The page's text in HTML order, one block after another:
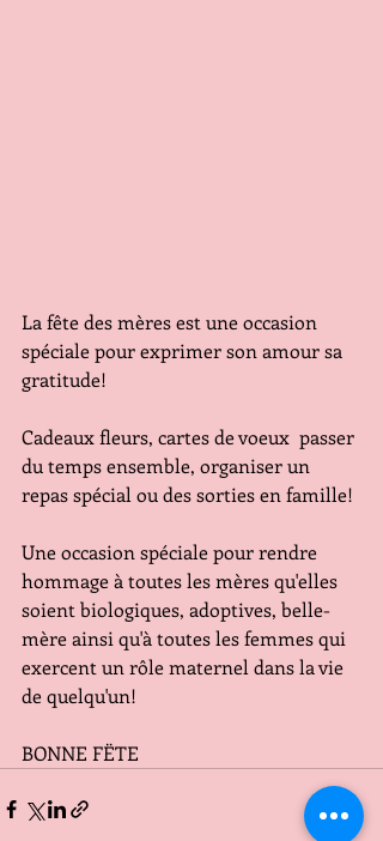
La fête des mères est une occasion
spéciale pour exprimer son amour sa
gratitude!
Cadeaux fleurs, cartes de voeux  passer
du temps ensemble, organiser un
repas spécial ou des sorties en famille!
Une occasion spéciale pour rendre
hommage à toutes les mères qu'elles
soient biologiques, adoptives, belle-
mère ainsi qu'à toutes les femmes qui
exercent un rôle maternel dans la vie
de quelqu'un!
BONNE FËTE